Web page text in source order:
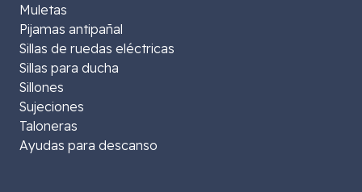
Muletas
Pijamas antipañal
Sillas de ruedas eléctricas
Sillas para ducha
Sillones
Sujeciones
Taloneras
Ayudas para descanso